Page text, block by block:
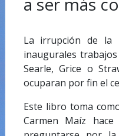
La irrupción de la
inaugurales
Searle, Grice o
ocuparan por fin el
Este libro toma
Carmen Maíz